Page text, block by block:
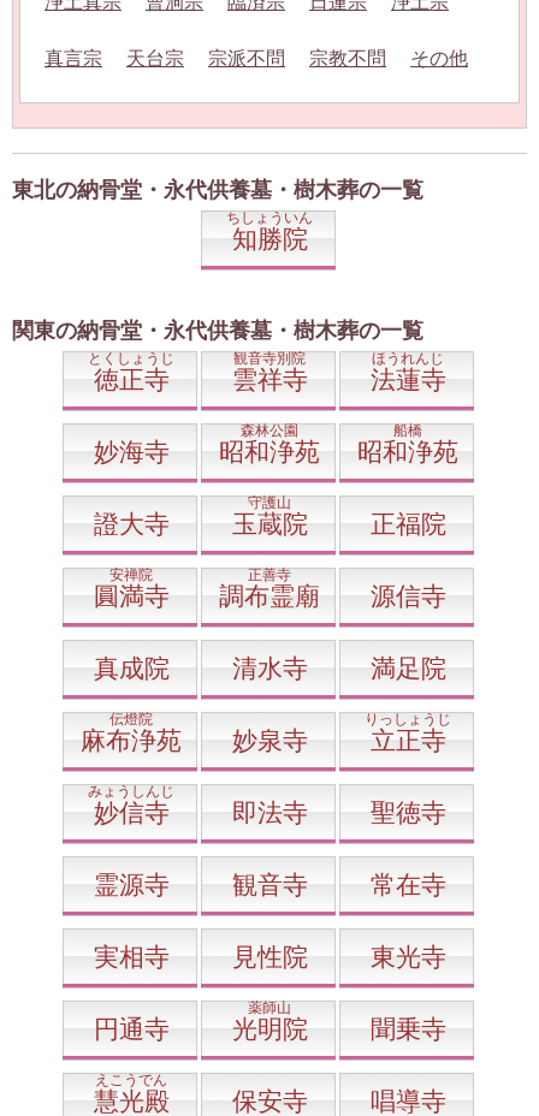
真言宗 天台宗 宗派不問 宗教不問 その他
東北の納骨堂・永代供養墓・樹木葬の一覧
ちしょういん
知勝院
関東の納骨堂・永代供養墓・樹木葬の一覧
とくしょうじ
徳正寺
観音寺別院
雲祥寺
ほうれんじ
法蓮寺
妙海寺
森林公園
昭和浄苑
船橋
昭和浄苑
證大寺
守護山
玉蔵院 正福院
安禅院
圓満寺
正善寺
調布霊廟 源信寺
真成院 清水寺 満足院
伝燈院
麻布浄苑 妙泉寺
りっしょうじ
立正寺
みょうしんじ
妙信寺 即法寺 聖徳寺
霊源寺 観音寺 常在寺
実相寺 見性院 東光寺
円通寺
薬師山
光明院 聞乗寺
えこうでん
慧光殿 保安寺 唱導寺